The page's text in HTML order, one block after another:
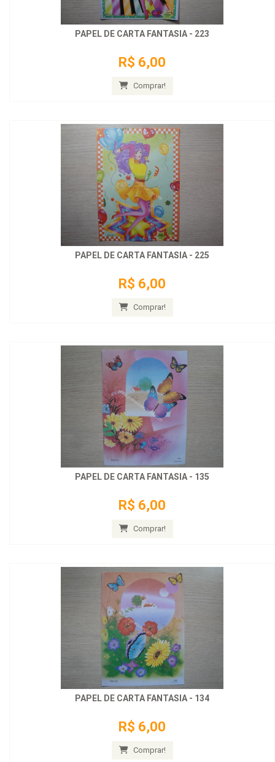
PAPEL DE CARTA FANTASIA - 223
R$ 6,00
Comprar!
PAPEL DE CARTA FANTASIA - 225
R$ 6,00
Comprar!
PAPEL DE CARTA FANTASIA - 135
R$ 6,00
Comprar!
PAPEL DE CARTA FANTASIA - 134
R$ 6,00
Comprar!